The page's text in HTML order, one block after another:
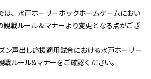
は、水戸ホーリーホックホームゲームにおい
観戦ルール＆マナーより変更となる点がござ
ン声出し応援適用試合における水戸ホーリー
ルール&マナーをご確認ください。